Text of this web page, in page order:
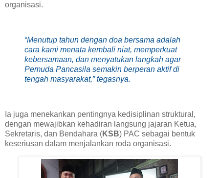
organisasi.
“Menutup tahun dengan doa bersama adalah
cara kami menata kembali niat, memperkuat
kebersamaan, dan menyatukan langkah agar
Pemuda Pancasila semakin berperan aktif di
tengah masyarakat,” tegasnya.
Ia juga menekankan pentingnya kedisiplinan struktural,
dengan mewajibkan kehadiran langsung jajaran Ketua,
Sekretaris, dan Bendahara (KSB) PAC sebagai bentuk
keseriusan dalam menjalankan roda organisasi.